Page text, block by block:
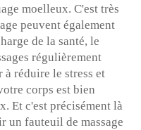
moelleux. C'est très
peuvent également
de la santé, le
régulièrement
à réduire le stress et
corps est bien
Et c'est précisément là
un fauteuil de massage